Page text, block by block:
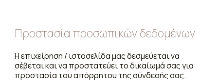
ΦΩΤΟΓΡΑΦΊΕΣ
ΖΉΤΗΣΗ
ΕΠΙΚΟΙΝΩΝΊΑ
Προστασία προσωπικών δεδομένων
Η επιχείρηση / ιστοσελίδα μας δεσμεύεται να
σέβεται και να προστατεύει το δικαίωμά σας για
προστασία του απόρρητου της σύνδεσής σας.